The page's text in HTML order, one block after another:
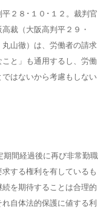
２８･１０･１２。裁判官
裁（大阪高判平２９・
山徹）は、労働者の請求
と」も通用するし、労働
はないから考慮もしない
期間経過後に再び非常勤職
する権利を有しているも
を期待することは合理的
自体法的保護に値する利